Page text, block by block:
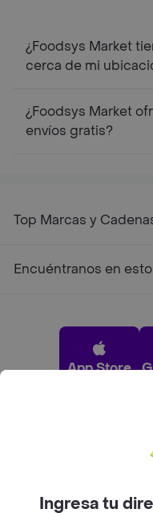
¿Foodsys Market
cerca de mi
¿Foodsys Market
envíos gratis?
Top Marcas y
Encuéntranos en
App Store
Pide tu comida
Categorías
Ingresa tu